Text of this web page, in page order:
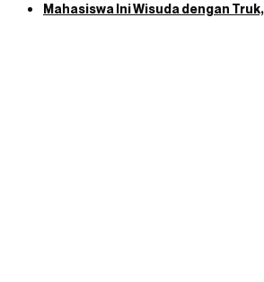
Mahasiswa Ini Wisuda dengan